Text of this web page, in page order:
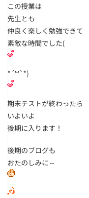
この授業は
先生とも
仲良く楽しく勉強できて
素敵な時間でした(
*´꒳`*)
期末テストが終わったら
いよいよ
後期に入ります！
後期のブログも
おたのしみに～